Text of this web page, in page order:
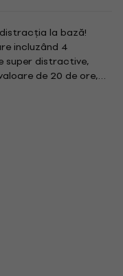
la bază!
incluzând 4
super distractive,
de 20 de ore,
se joace fără să se
preferați...